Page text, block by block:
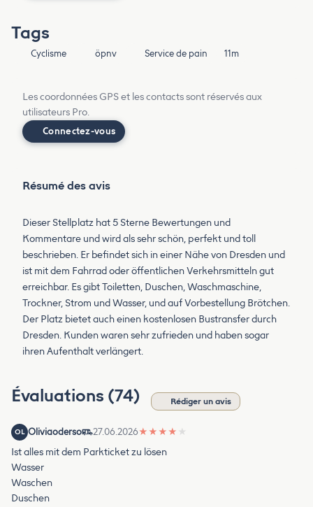
Tags
Cyclisme öpnv Service de pain 11m
Les coordonnées GPS et les contacts sont réservés aux
utilisateurs Pro.
Connectez-vous
Résumé des avis
Dieser Stellplatz hat 5 Sterne Bewertungen und
Kommentare und wird als sehr schön, perfekt und toll
beschrieben. Er befindet sich in einer Nähe von Dresden und
ist mit dem Fahrrad oder öffentlichen Verkehrsmitteln gut
erreichbar. Es gibt Toiletten, Duschen, Waschmaschine,
Trockner, Strom und Wasser, und auf Vorbestellung Brötchen.
Der Platz bietet auch einen kostenlosen Bustransfer durch
Dresden. Kunden waren sehr zufrieden und haben sogar
ihren Aufenthalt verlängert.
Évaluations (74) Rédiger un avis
OL Oliviaoderso 27.06.2026★ ★ ★ ★ ★
Ist alles mit dem Parkticket zu lösen
Wasser
Waschen
Duschen